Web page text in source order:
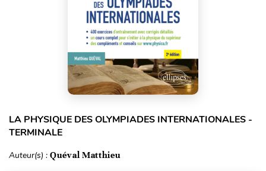
LA PHYSIQUE DES OLYMPIADES INTERNATIONALES -
TERMINALE
Auteur(s) : Quéval Matthieu